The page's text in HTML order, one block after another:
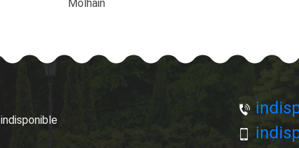
Molhain
indisponible